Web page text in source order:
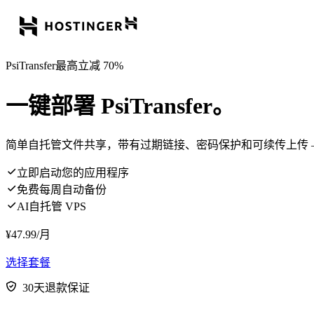
PsiTransfer最高立减 70%
一键部署 PsiTransfer。
简单自托管文件共享，带有过期链接、密码保护和可续传上传
立即启动您的应用程序
免费每周自动备份
AI自托管 VPS
¥47.99/月
选择套餐
30天退款保证